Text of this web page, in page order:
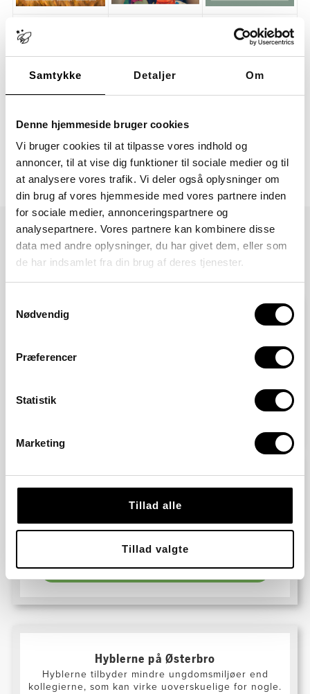
Samtykke Detaljer Om
Denne hjemmeside bruger cookies
Vi bruger cookies til at tilpasse vores indhold og
annoncer, til at vise dig funktioner til sociale medier og til
at analysere vores trafik. Vi deler også oplysninger om
din brug af vores hjemmeside med vores partnere inden
for sociale medier, annonceringspartnere og
analysepartnere. Vores partnere kan kombinere disse
data med andre oplysninger, du har givet dem, eller som
de har indsamlet fra din brug af deres tjenester.
Nødvendig
Præferencer
Statistik
Marketing
Tillad alle
Tillad valgte
Andre kigger også på
​Vi bor på Kong Georgs Vej 65 på Frederiksberg,
tæt på offentlige transportmuligheder, byliv og
Kollegiet i Virum
Vi bor på Skovridergårdsvej 23-25 i Virum,
med masser af fred og ro.
Læs mere
Hyblerne på Østerbro
Hyblerne tilbyder mindre ungdomsmiljøer end
kollegierne, som kan virke uoverskuelige for nogle.